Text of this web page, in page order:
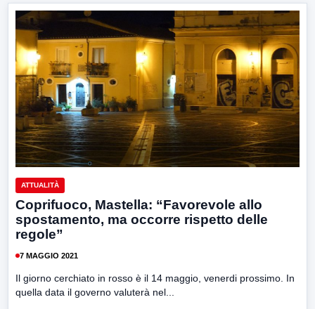
ATTUALITÀ
Coprifuoco, Mastella: “Favorevole allo
spostamento, ma occorre rispetto delle
regole”
7 MAGGIO 2021
Il giorno cerchiato in rosso è il 14 maggio, venerdi prossimo. In
quella data il governo valuterà nel...